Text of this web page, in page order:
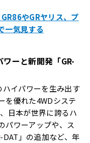
やGRヤリス、プ
一気見する
ワーと新開発「GR-
イパワーを生み出す
を優れた4WDシステ
日本が世界に誇るハ
パワーアップや、ス
」の追加など、年